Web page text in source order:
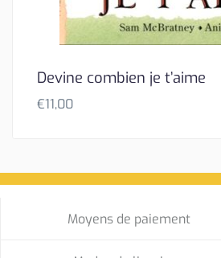
Devine combien je t’aime
€11,00
Moyens de paiement